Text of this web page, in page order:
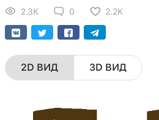
2.3K 0 2.2K
2D ВИД 3D ВИД